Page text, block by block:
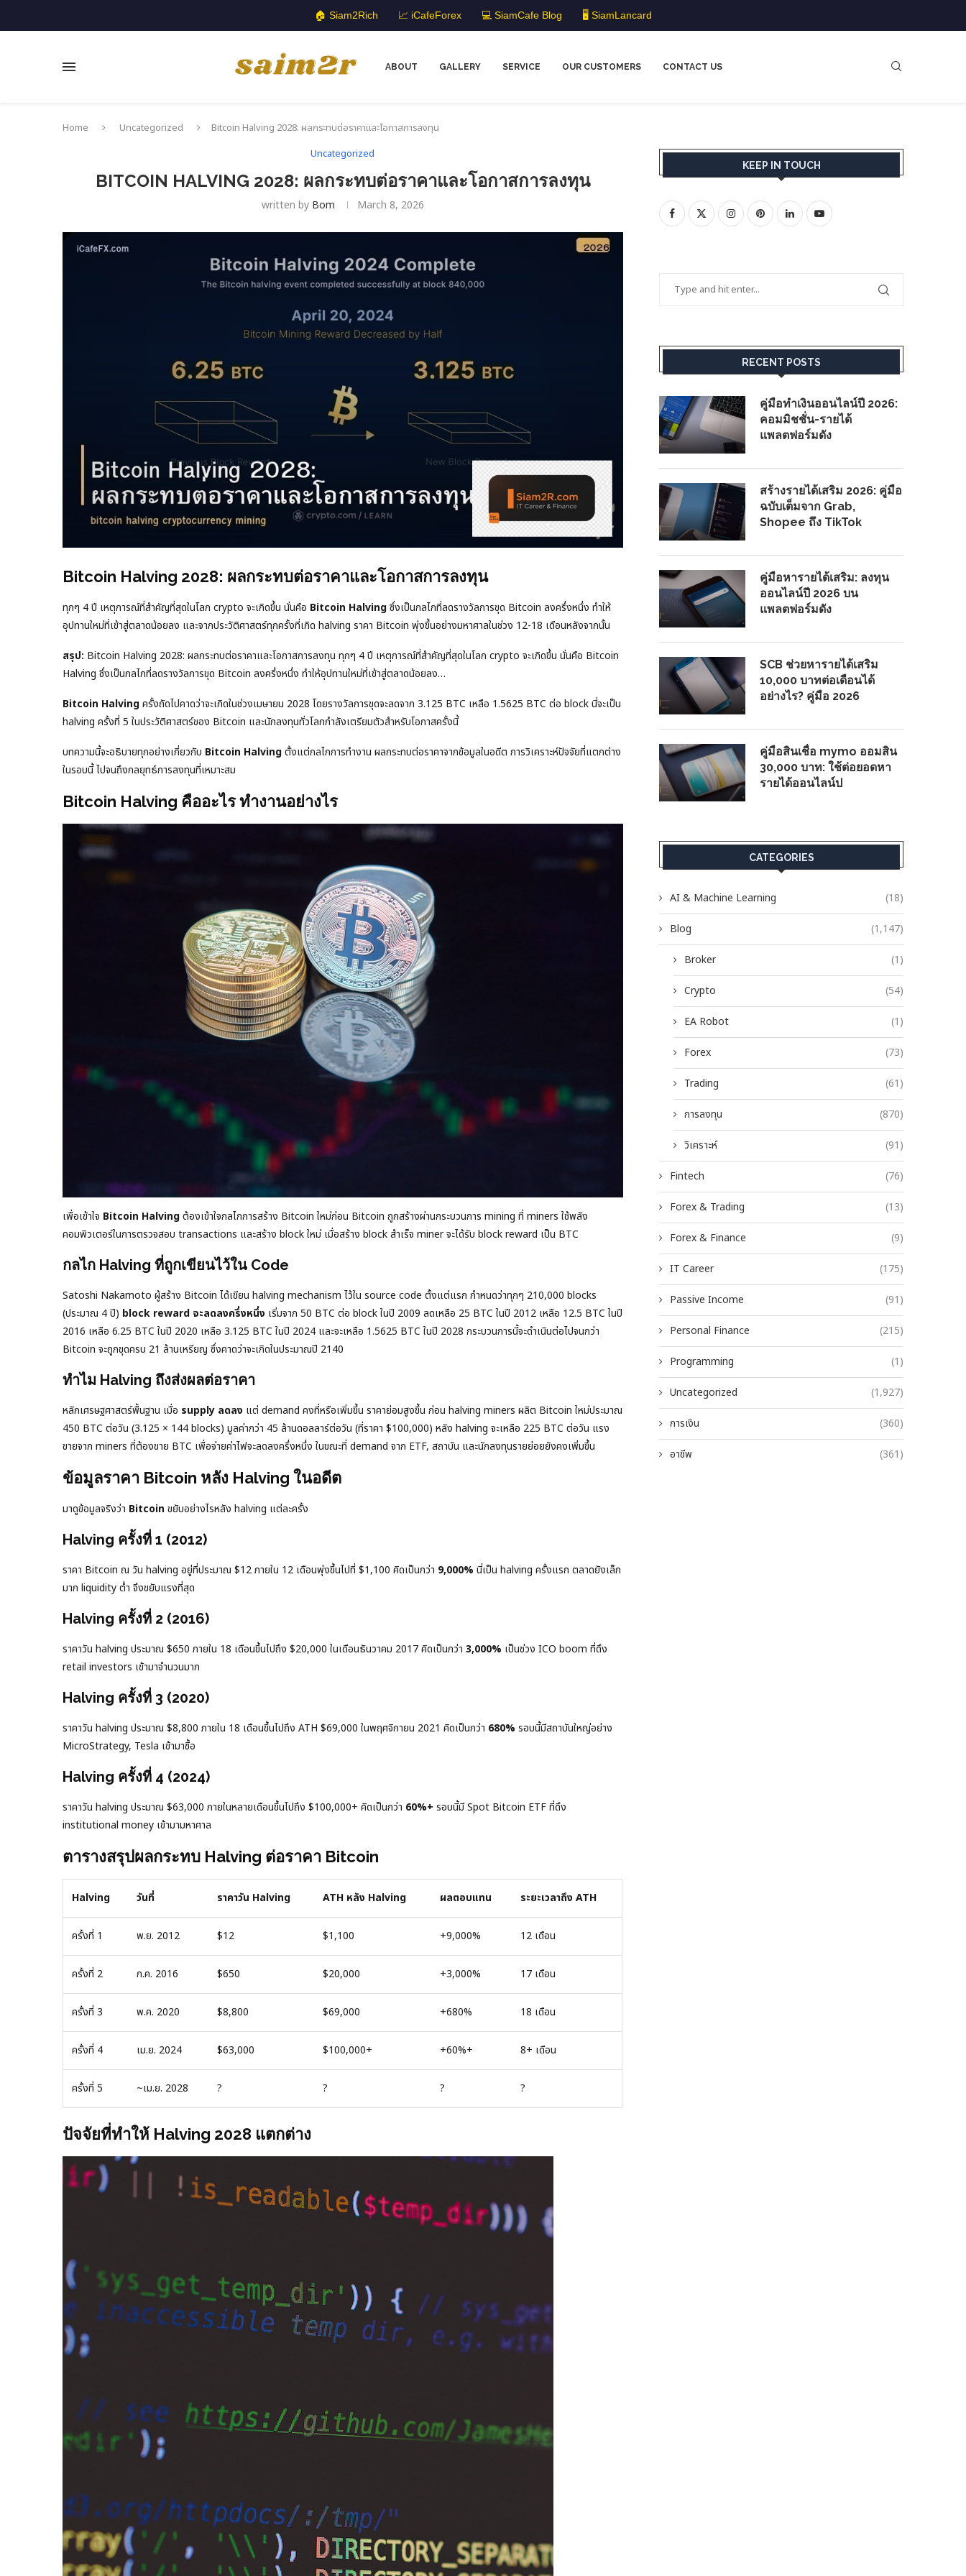
🏠 Siam2Rich 📈 iCafeForex 💻 SiamCafe Blog 🖥️ SiamLancard
ABOUT GALLERY SERVICE OUR CUSTOMERS CONTACT US
Home Uncategorized
Bitcoin Halving 2028: ผลกระทบต่อราคาและโอกาสการลงทุน
Uncategorized
BITCOIN HALVING 2028: ผลกระทบต่อราคาและโอกาสการลงทุน
written by Bom March 8, 2026
Bitcoin Halving 2028: ผลกระทบต่อราคาและโอกาสการลงทุน
ทุกๆ 4 ปี เหตุการณ์ที่สำคัญที่สุดในโลก crypto จะเกิดขึ้น นั่นคือ Bitcoin Halvingซึ่งเป็นกลไกที่ลดรางวัลการขุด Bitcoin ลงครึ่งหนึ่ง ทำให้
อุปทานใหม่ที่เข้าสู่ตลาดน้อยลง และจากประวัติศาสตร์ทุกครั้งที่เกิด halving ราคา Bitcoin พุ่งขึ้นอย่างมหาศาลในช่วง 12-18 เดือนหลังจากนั้น
สรุป: Bitcoin Halving 2028: ผลกระทบต่อราคาและโอกาสการลงทุน ทุกๆ 4 ปี เหตุการณ์ที่สำคัญที่สุดในโลก crypto จะเกิดขึ้น นั่นคือ Bitcoin
Halving ซึ่งเป็นกลไกที่ลดรางวัลการขุด Bitcoin ลงครึ่งหนึ่ง ทำให้อุปทานใหม่ที่เข้าสู่ตลาดน้อยลง…
Bitcoin Halvingครั้งถัดไปคาดว่าจะเกิดในช่วงเมษายน 2028 โดยรางวัลการขุดจะลดจาก 3.125 BTC เหลือ 1.5625 BTC ต่อ block นี่จะเป็น
halving ครั้งที่ 5 ในประวัติศาสตร์ของ Bitcoin และนักลงทุนทั่วโลกกำลังเตรียมตัวสำหรับโอกาสครั้งนี้
บทความนี้จะอธิบายทุกอย่างเกี่ยวกับ Bitcoin Halvingตั้งแต่กลไกการทำงาน ผลกระทบต่อราคาจากข้อมูลในอดีต การวิเคราะห์ปัจจัยที่แตกต่าง
ในรอบนี้ ไปจนถึงกลยุทธ์การลงทุนที่เหมาะสม
Bitcoin Halving คืออะไร ทำงานอย่างไร
เพื่อเข้าใจ Bitcoin Halvingต้องเข้าใจกลไกการสร้าง Bitcoin ใหม่ก่อน Bitcoin ถูกสร้างผ่านกระบวนการ mining ที่ miners ใช้พลัง
คอมพิวเตอร์ในการตรวจสอบ transactions และสร้าง block ใหม่ เมื่อสร้าง block สำเร็จ miner จะได้รับ block reward เป็น BTC
กลไก Halving ที่ถูกเขียนไว้ใน Code
Satoshi Nakamoto ผู้สร้าง Bitcoin ได้เขียน halving mechanism ไว้ใน source code ตั้งแต่แรก กำหนดว่าทุกๆ 210,000 blocks
(ประมาณ 4 ปี) block reward จะลดลงครึ่งหนึ่ง เริ่มจาก 50 BTC ต่อ block ในปี 2009 ลดเหลือ 25 BTC ในปี 2012 เหลือ 12.5 BTC ในปี
2016 เหลือ 6.25 BTC ในปี 2020 เหลือ 3.125 BTC ในปี 2024 และจะเหลือ 1.5625 BTC ในปี 2028 กระบวนการนี้จะดำเนินต่อไปจนกว่า
Bitcoin จะถูกขุดครบ 21 ล้านเหรียญ ซึ่งคาดว่าจะเกิดในประมาณปี 2140
ทำไม Halving ถึงส่งผลต่อราคา
หลักเศรษฐศาสตร์พื้นฐาน เมื่อ supply ลดลง แต่ demand คงที่หรือเพิ่มขึ้น ราคาย่อมสูงขึ้น ก่อน halving miners ผลิต Bitcoin ใหม่ประมาณ
450 BTC ต่อวัน (3.125 × 144 blocks) มูลค่ากว่า 45 ล้านดอลลาร์ต่อวัน (ที่ราคา $100,000) หลัง halving จะเหลือ 225 BTC ต่อวัน แรง
ขายจาก miners ที่ต้องขาย BTC เพื่อจ่ายค่าไฟจะลดลงครึ่งหนึ่ง ในขณะที่ demand จาก ETF, สถาบัน และนักลงทุนรายย่อยยังคงเพิ่มขึ้น
ข้อมูลราคา Bitcoin หลัง Halving ในอดีต
มาดูข้อมูลจริงว่า Bitcoin ขยับอย่างไรหลัง halving แต่ละครั้ง
Halving ครั้งที่ 1 (2012)
ราคา Bitcoin ณ วัน halving อยู่ที่ประมาณ $12 ภายใน 12 เดือนพุ่งขึ้นไปที่ $1,100 คิดเป็นกว่า 9,000% นี่เป็น halving ครั้งแรก ตลาดยังเล็ก
มาก liquidity ต่ำ จึงขยับแรงที่สุด
Halving ครั้งที่ 2 (2016)
ราคาวัน halving ประมาณ $650 ภายใน 18 เดือนขึ้นไปถึง $20,000 ในเดือนธันวาคม 2017 คิดเป็นกว่า 3,000% เป็นช่วง ICO boom ที่ดึง
retail investors เข้ามาจำนวนมาก
Halving ครั้งที่ 3 (2020)
ราคาวัน halving ประมาณ $8,800 ภายใน 18 เดือนขึ้นไปถึง ATH $69,000 ในพฤศจิกายน 2021 คิดเป็นกว่า 680% รอบนี้มีสถาบันใหญ่อย่าง
MicroStrategy, Tesla เข้ามาซื้อ
Halving ครั้งที่ 4 (2024)
ราคาวัน halving ประมาณ $63,000 ภายในหลายเดือนขึ้นไปถึง $100,000+ คิดเป็นกว่า 60%+ รอบนี้มี Spot Bitcoin ETF ที่ดึง
institutional money เข้ามามหาศาล
ตารางสรุปผลกระทบ Halving ต่อราคา Bitcoin
Halving วันที่ ราคาวัน Halving ATH หลัง Halving ผลตอบแทน ระยะเวลาถึง ATH
ครั้งที่ 1 พ.ย. 2012 $12 $1,100 +9,000% 12 เดือน
ครั้งที่ 2 ก.ค. 2016 $650 $20,000 +3,000% 17 เดือน
ครั้งที่ 3 พ.ค. 2020 $8,800 $69,000 +680% 18 เดือน
ครั้งที่ 4 เม.ย. 2024 $63,000 $100,000+ +60%+ 8+ เดือน
ครั้งที่ 5 ~เม.ย. 2028 ? ? ? ?
ปัจจัยที่ทำให้ Halving 2028 แตกต่าง
KEEP IN TOUCH
RECENT POSTS
คู่มือทำเงินออนไลน์ปี 2026:
คอมมิชชั่น-รายได้
แพลตฟอร์มดัง
สร้างรายได้เสริม 2026: คู่มือ
ฉบับเต็มจาก Grab,
Shopee ถึง TikTok
คู่มือหารายได้เสริม: ลงทุน
ออนไลน์ปี 2026 บน
แพลตฟอร์มดัง
SCB ช่วยหารายได้เสริม
10,000 บาทต่อเดือนได้
อย่างไร? คู่มือ 2026
คู่มือสินเชื่อ mymo ออมสิน
30,000 บาท: ใช้ต่อยอดหา
รายได้ออนไลน์ป
CATEGORIES
AI & Machine Learning (18)
Blog (1,147)
Broker (1)
Crypto (54)
EA Robot (1)
Forex (73)
Trading (61)
การลงทุน (870)
วิเคราะห์ (91)
Fintech (76)
Forex & Trading (13)
Forex & Finance (9)
IT Career (175)
Passive Income (91)
Personal Finance (215)
Programming (1)
Uncategorized (1,927)
การเงิน (360)
อาชีพ (361)